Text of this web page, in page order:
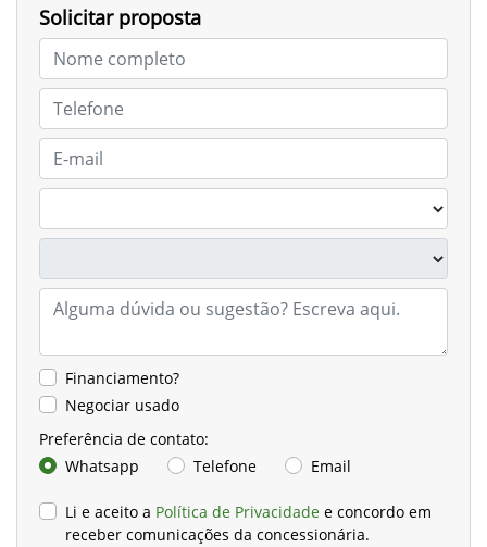
Solicitar proposta
Financiamento?
Negociar usado
Preferência de contato:
Whatsapp
Telefone Email
Li e aceito a Política de Privacidade e concordo em
receber comunicações da concessionária.